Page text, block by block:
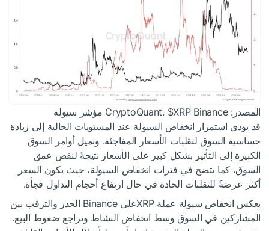
المصدر: CryptoQuant. $XRPBinance مؤشر سيولة
قد يؤدي استمرار انخفاض السيولة عند المستويات الحالية إلى زيادة
حساسية السوق لتقلبات الأسعار المفاجئة. وتميل أوامر السوق
الكبيرة إلى التأثير بشكل كبير على الأسعار نتيجةً لنقص عمق
السوق، كما يتضح في فترات انخفاض السيولة، حيث يكون السعر
أكثر عرضةً للتقلبات الحادة في حال ارتفاع أحجام التداول فجأة.
يعكس انخفاض سيولة عملة XRPعلى Binance الحذر والترقب بين
المشاركين في السوق وسط انخفاض النشاط وتراجع ضغوط البيع.